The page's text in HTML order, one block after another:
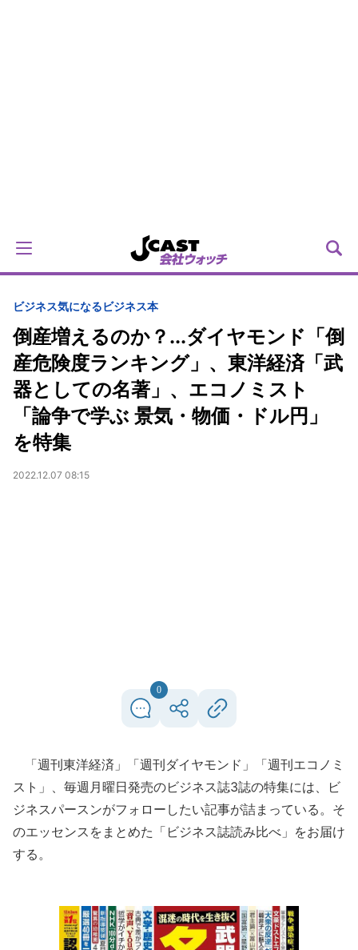
ビジネス気になるビジネス本
倒産増えるのか？...ダイヤモンド「倒
産危険度ランキング」、東洋経済「武
器としての名著」、エコノミスト
「論争で学ぶ 景気・物価・ドル円」
を特集
2022.12.07 08:15
0
「週刊東洋経済」「週刊ダイヤモンド」「週刊エコノミ
スト」、毎週月曜日発売のビジネス誌3誌の特集には、ビ
ジネスパースンがフォローしたい記事が詰まっている。そ
のエッセンスをまとめた「ビジネス誌読み比べ」をお届け
する。